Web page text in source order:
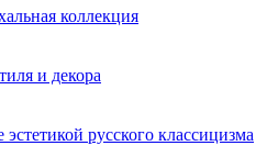
коллекция
и декора
русского классицизма